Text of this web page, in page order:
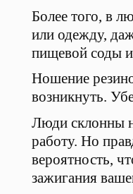
Более того, в
или одежду,
пищевой соды
Ношение
возникнуть.
Люди склонны
работу. Но
вероятность,
зажигания